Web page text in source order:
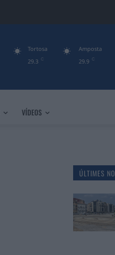
29.3 C
Tortosa
29.9 C
Amposta
VÍDEOS
ÚLTIMES